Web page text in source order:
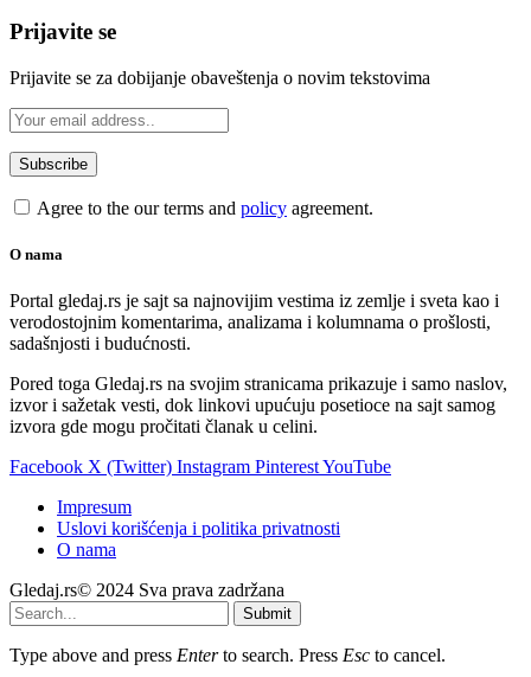
Prijavite se
Prijavite se za dobijanje obaveštenja o novim tekstovima
Agree to the our terms and policy agreement.
O nama
Portal gledaj.rs je sajt sa najnovijim vestima iz zemlje i sveta kao i
verodostojnim komentarima, analizama i kolumnama o prošlosti,
sadašnjosti i budućnosti.
Pored toga Gledaj.rs na svojim stranicama prikazuje i samo naslov,
izvor i sažetak vesti, dok linkovi upućuju posetioce na sajt samog
izvora gde mogu pročitati članak u celini.
Facebook X (Twitter) Instagram PinterestYouTube
Impresum
Uslovi korišćenja i politika privatnosti
O nama
Gledaj.rs© 2024 Sva prava zadržana
Submit
Type above and press Enterto search. Press Esc to cancel.